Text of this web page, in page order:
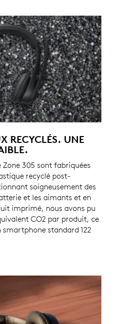
RECYCLÉS. UNE
Zone 305 sont fabriquées
recyclé post-
plastique de Zone 305 :
soigneusement des
et les aimants et en
imprimé, nous avons pu
CO2 par produit, ce
standard 122
www.epa.gov/